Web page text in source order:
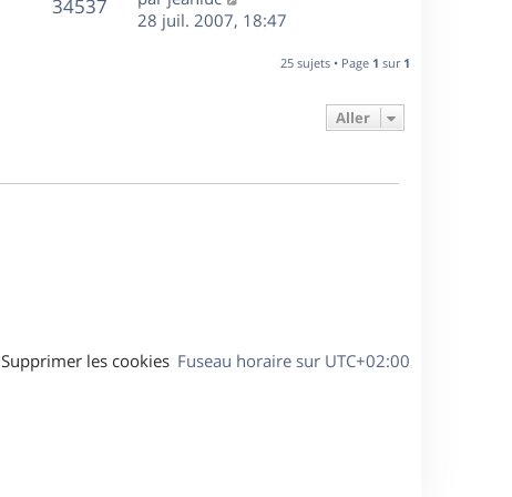
g
e
s
m
i
34537
e
28 juil. 2007, 18:47
25 sujets • Page 1 sur 1
Aller
Fuseau horaire sur UTC+02:00
Supprimer les cookies